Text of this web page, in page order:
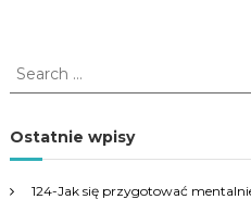
S
e
r
c
Ostatnie wpisy
124-Jak się przygotować